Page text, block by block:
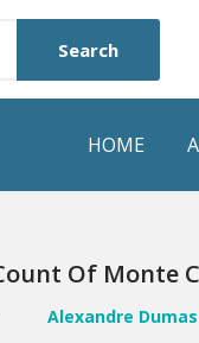
Search
HOME
Hot & New
Of Monte
Alexandre Dumas